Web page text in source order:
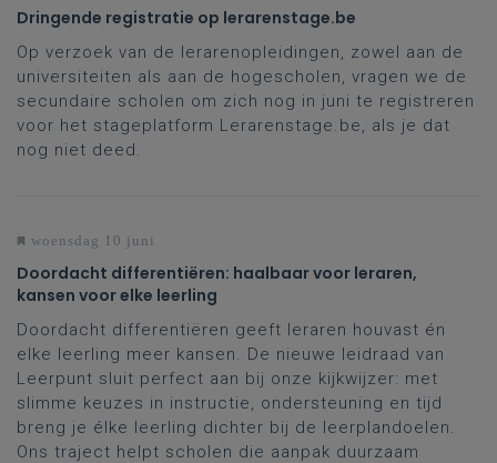
Dringende registratie op lerarenstage.be
Op verzoek van de lerarenopleidingen, zowel aan de
universiteiten als aan de hogescholen, vragen we de
secundaire scholen om zich nog in juni te registreren
voor het stageplatform Lerarenstage.be, als je dat
nog niet deed.
woensdag 10 juni
Doordacht differentiëren: haalbaar voor leraren,
kansen voor elke leerling
Doordacht differentiëren geeft leraren houvast én
elke leerling meer kansen. De nieuwe leidraad van
Leerpunt sluit perfect aan bij onze kijkwijzer: met
slimme keuzes in instructie, ondersteuning en tijd
breng je élke leerling dichter bij de leerplandoelen.
Ons traject helpt scholen die aanpak duurzaam